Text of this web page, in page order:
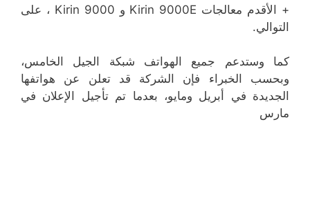
+ الأقدم معالجات Kirin 9000E و Kirin 9000 ، على
التوالي.
كما وستدعم جميع الهواتف شبكة الجيل الخامس،
وبحسب الخبراء فإن الشركة قد تعلن عن هواتفها
الجديدة في أبريل ومايو، بعدما تم تأجيل الإعلان في
مارس